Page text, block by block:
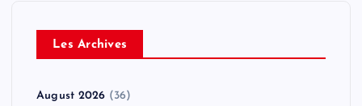
Les Archives
August 2026 (36)